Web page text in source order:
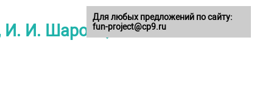
И. И. Шарова,
Для любых предложений по сайту:
fun-project@cp9.ru